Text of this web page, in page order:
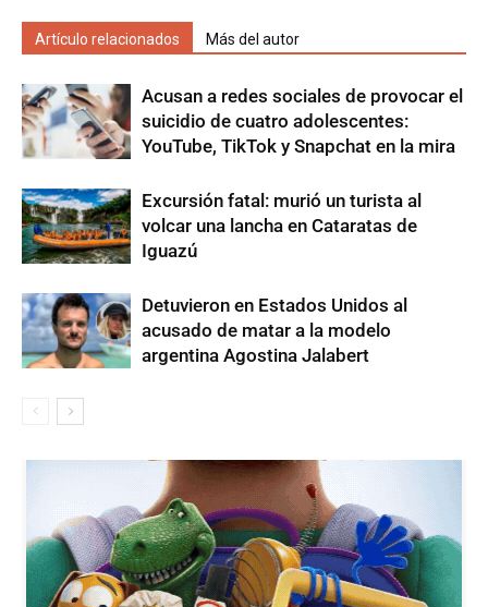
Artículo relacionados Más del autor
Acusan a redes sociales de provocar el
suicidio de cuatro adolescentes:
YouTube, TikTok y Snapchat en la mira
Excursión fatal: murió un turista al
volcar una lancha en Cataratas de
Iguazú
Detuvieron en Estados Unidos al
acusado de matar a la modelo
argentina Agostina Jalabert